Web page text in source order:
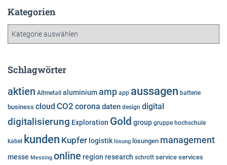
h
Kategorien
g
r
i
e
Schlagwörter
aktien Altmetall aluminiumamp app aussagen batterie
business cloud CO2 corona daten design digital
digitalisierung Exploration Gold group gruppe hochschule
kabel kunden Kupfer logistik lösung lösungen management
messe Messing online region research schrott service services